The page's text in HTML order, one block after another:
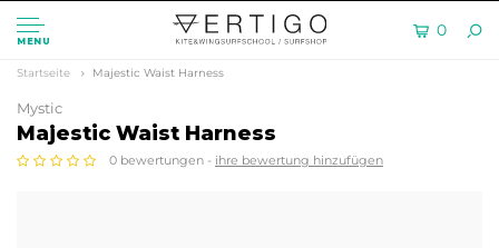
MENU
0
Startseite Majestic Waist Harness
Mystic
Majestic Waist Harness
0 bewertungen - ihre bewertung hinzufügen